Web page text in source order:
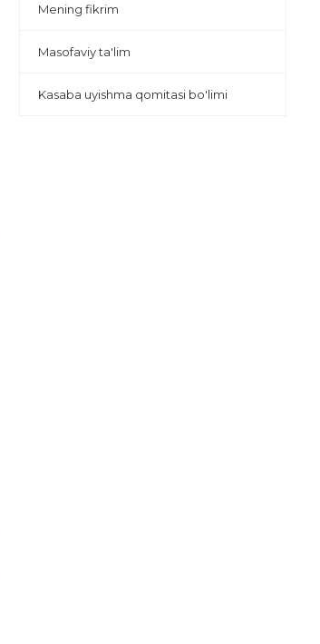
Mening fikrim
Masofaviy ta'lim
Kasaba uyishma qomitasi bo'limi